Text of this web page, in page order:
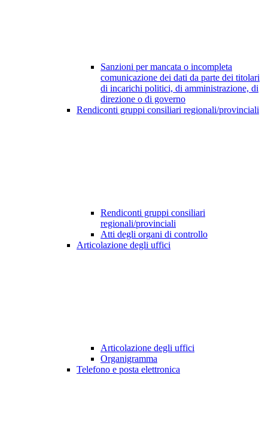
Sanzioni per mancata o incompleta
comunicazione dei dati da parte dei titolari
di incarichi politici, di amministrazione, di
direzione o di governo
Rendiconti gruppi consiliari regionali/provinciali
Rendiconti gruppi consiliari
regionali/provinciali
Atti degli organi di controllo
Articolazione degli uffici
Articolazione degli uffici
Organigramma
Telefono e posta elettronica